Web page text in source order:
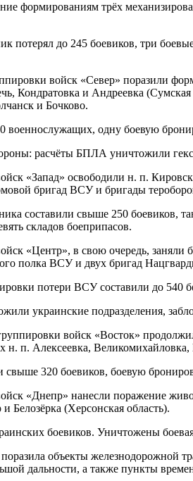
формированиям трёх
потерял до 245 боевиков, три
войск «Север» поразили
Кондратовка и Андреевка
и Бочково.
одну боевую
расчёты БПЛА уничтожили
«Запад» освободили н. п.
бригад ВСУ и бригады
составили свыше 250 боевиков,
складов боеприпасов.
«Центр», в свою очередь,
полка ВСУ и двух бригад
потери ВСУ составили до 540
украинские подразделения,
войск «Восток»
п. Алексеевка, Великомихайловка,
320 боевиков, боевую
«Днепр» нанесли поражение
Белозёрка (Херсонская область).
боевиков. Уничтожены
объекты железнодорожной
дальности, а также пункты